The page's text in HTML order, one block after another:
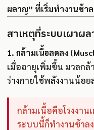
ผลาญ” ที่เริ่มทำงานช้า
สาเหตุที่ระบบเผาผ
1. กล้ามเนื้อลดลง
เมื่ออายุเพิ่มขึ้น มวลกล้
ร่างกายใช้พลังงานน้อ
กล้ามเนื้อคือโรงงา
ระบบนี้ก็ทำงานช้าล